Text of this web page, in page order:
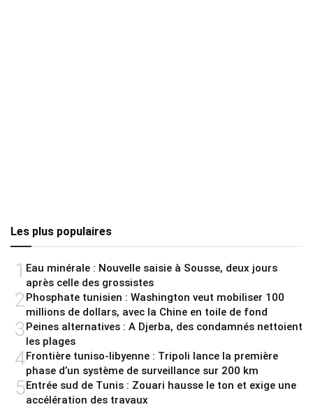
Les plus populaires
1 Eau minérale : Nouvelle saisie à Sousse, deux jours
après celle des grossistes
2 Phosphate tunisien : Washington veut mobiliser 100
millions de dollars, avec la Chine en toile de fond
3Peines alternatives : A Djerba, des condamnés nettoient
les plages
4Frontière tuniso-libyenne : Tripoli lance la première
phase d’un système de surveillance sur 200 km
5Entrée sud de Tunis : Zouari hausse le ton et exige une
accélération des travaux